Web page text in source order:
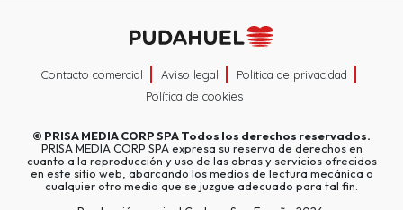
Contacto comercial Aviso legal
Política de privacidad
Política de cookies
© PRISA MEDIA CORP SPATodos los derechos reservados.
PRISA MEDIA CORP SPA expresa su reserva de derechos en
cuanto a la reproducción y uso de las obras y servicios ofrecidos
en este sitio web, abarcando los medios de lectura mecánica o
cualquier otro medio que se juzgue adecuado para tal fin.